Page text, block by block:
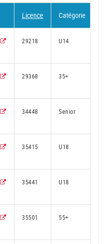
Licence Catégorie
29218 U14
29368 35+
34448 Senior
35415 U18
35441 U18
35501 55+